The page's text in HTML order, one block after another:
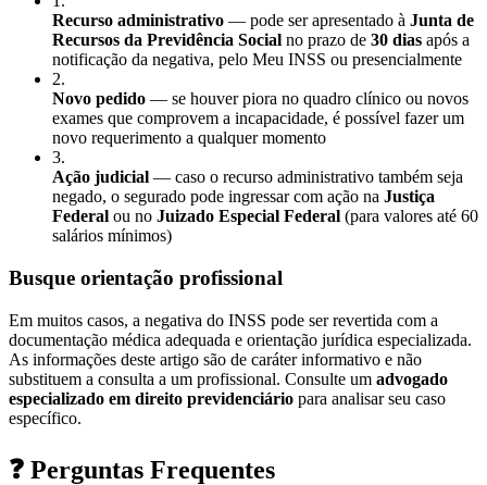
Recurso administrativo — pode ser apresentado à Junta de
Recursos da Previdência Social no prazo de 30 dias após a
notificação da negativa, pelo Meu INSS ou presencialmente
2.
Novo pedido — se houver piora no quadro clínico ou novos
exames que comprovem a incapacidade, é possível fazer um
novo requerimento a qualquer momento
3.
Ação judicial — caso o recurso administrativo também seja
negado, o segurado pode ingressar com ação na Justiça
Federal ou no Juizado Especial Federal (para valores até 60
salários mínimos)
Busque orientação profissional
Em muitos casos, a negativa do INSS pode ser revertida com a
documentação médica adequada e orientação jurídica especializada.
As informações deste artigo são de caráter informativo e não
substituem a consulta a um profissional. Consulte um advogado
especializado em direito previdenciário para analisar seu caso
específico.
❓ Perguntas Frequentes